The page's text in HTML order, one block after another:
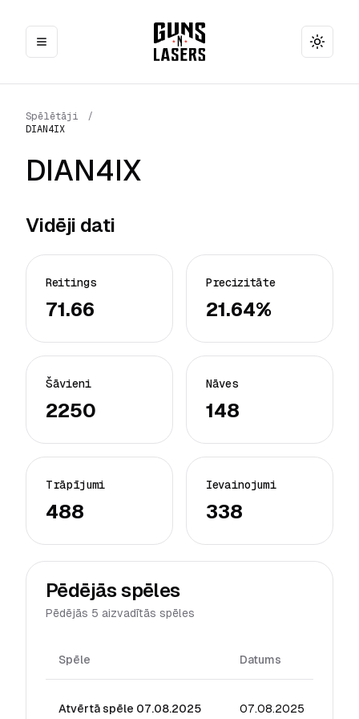
Toggle
Spēlētāji
/
DIAN4IX
DIAN4IX
Vidēji dati
Reitings
71.66
Precizitāte
21.64%
Šāvieni
2250
Nāves
148
Trāpījumi
488
Ievainojumi
338
Pēdējās spēles
Pēdējās 5 aizvadītās spēles
Spēle Datums
Atvērtā spēle 07.08.2025 07.08.2025